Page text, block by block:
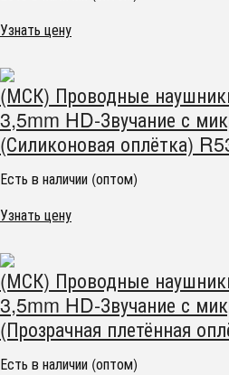
Узнать цену
(МСК) Проводные
3,5mm HD-Звучание с
(Силиконовая оплётка)
Есть в наличии (оптом)
Узнать цену
(МСК) Проводные
3,5mm HD-Звучание с
(Прозрачная плетённая
Есть в наличии (оптом)